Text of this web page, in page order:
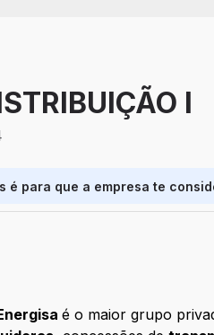
I
é para que a empresa te
é o maior grupo